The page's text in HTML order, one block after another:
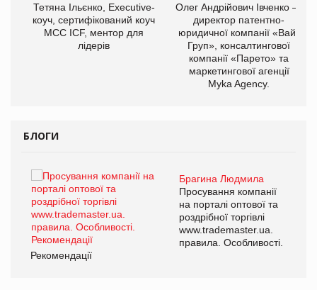
Тетяна Ільєнко, Executive-
коуч, сертифікований коуч
МСС ICF, ментор для
лідерів
Олег Андрійович Івченко —
директор патентно-
юридичної компанії «Вайз
Груп», консалтингової
компанії «Парето» та
маркетингової агенції
Myka Agency.
БЛОГИ
Брагина Людмила
Просування компанії
на порталі оптової та
роздрібної торгівлі
www.trademaster.ua.
правила. Особливості.
Рекомендації